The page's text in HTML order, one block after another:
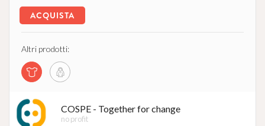
ACQUISTA
Altri prodotti:
COSPE - Together for change
no profit